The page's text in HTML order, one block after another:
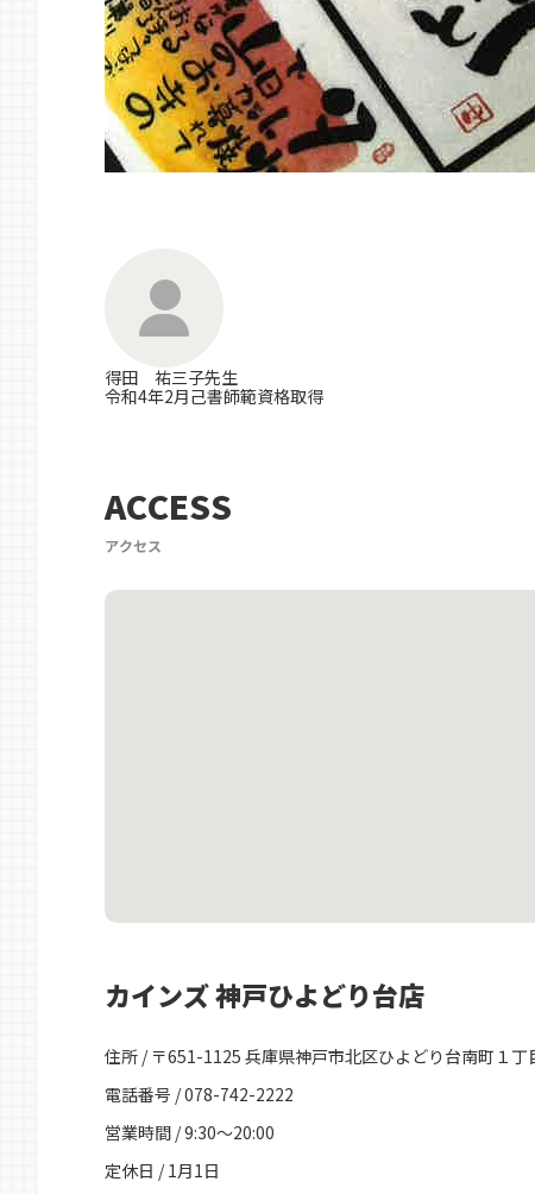
得田 祐三子先生
令和4年2月己書師範資格取得
ACCESS
アクセス
カインズ 神戸ひよどり台店
住所 / 〒651-1125 兵庫県神戸市北区ひよどり台南町１丁
電話番号 / 078-742-2222
営業時間 / 9:30～20:00
定休日 / 1月1日